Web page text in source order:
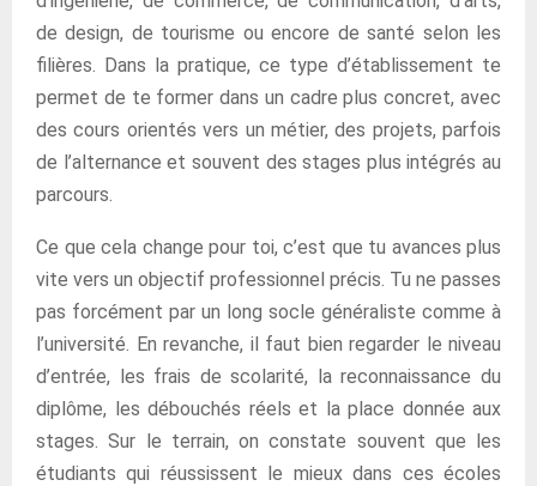
de design, de tourisme ou encore de santé selon les
filières. Dans la pratique, ce type d’établissement te
permet de te former dans un cadre plus concret, avec
des cours orientés vers un métier, des projets, parfois
de l’alternance et souvent des stages plus intégrés au
parcours.
Ce que cela change pour toi, c’est que tu avances plus
vite vers un objectif professionnel précis. Tu ne passes
pas forcément par un long socle généraliste comme à
l’université. En revanche, il faut bien regarder le niveau
d’entrée, les frais de scolarité, la reconnaissance du
diplôme, les débouchés réels et la place donnée aux
stages. Sur le terrain, on constate souvent que les
étudiants qui réussissent le mieux dans ces écoles